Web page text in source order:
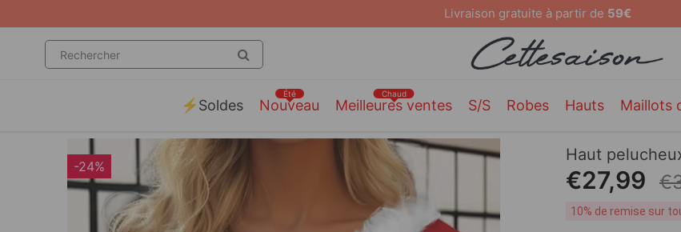
10 % de remise sur tout le site [CODE: 26MY10]
⚡️Soldes Nouveau
Été
Meilleures ventes
Chaud
S/S Robes Hauts Maillots
-24%
Haut
€27,99
10% de remise sur